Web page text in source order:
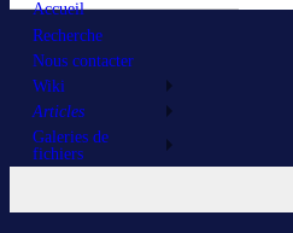
Accueil
Recherche
Nous contacter
Wiki
Articles
Galeries de
fichiers